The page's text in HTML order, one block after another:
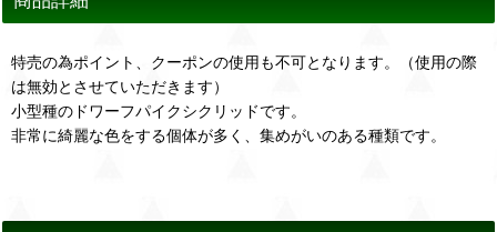
特売の為ポイント、クーポンの使用も不可となります。（使用の際
は無効とさせていただきます）
小型種のドワーフパイクシクリッドです。
非常に綺麗な色をする個体が多く、集めがいのある種類です。